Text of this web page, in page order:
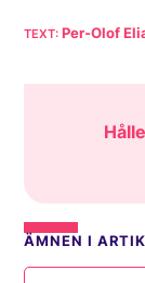
Per-Olof
ÄMNEN I